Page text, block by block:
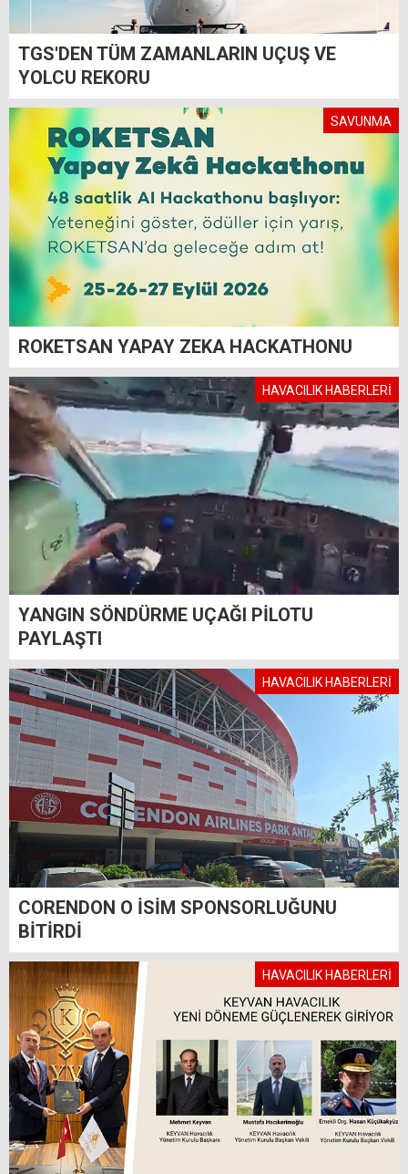
TGS'DEN TÜM ZAMANLARIN UÇUŞ VE
YOLCU REKORU
SAVUNMA
ROKETSAN YAPAY ZEKA HACKATHONU
HAVACILIK HABERLERİ
YANGIN SÖNDÜRME UÇAĞI PİLOTU
PAYLAŞTI
HAVACILIK HABERLERİ
CORENDON O İSİM SPONSORLUĞUNU
BİTİRDİ
HAVACILIK HABERLERİ